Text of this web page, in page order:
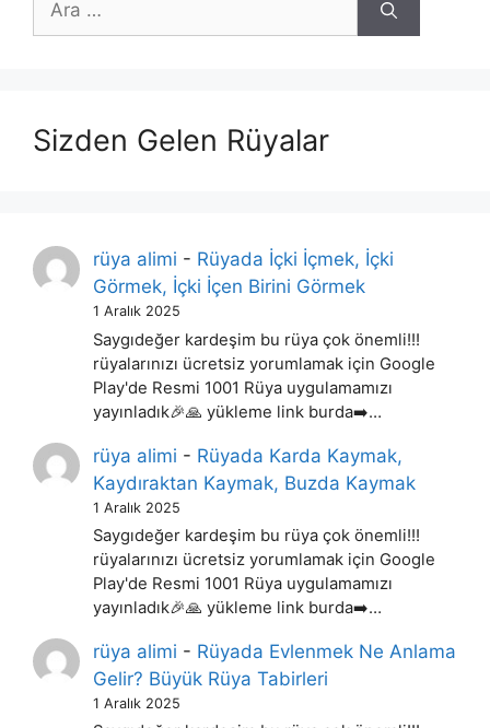
Sizden Gelen Rüyalar
rüya alimi - Rüyada İçki İçmek, İçki
Görmek, İçki İçen Birini Görmek
1 Aralık 2025
Saygıdeğer kardeşim bu rüya çok önemli!!!
rüyalarınızı ücretsiz yorumlamak için Google
Play'de Resmi 1001 Rüya uygulamamızı
yayınladık🎉🙏 yükleme link burda➡️…
rüya alimi - Rüyada Karda Kaymak,
Kaydıraktan Kaymak, Buzda Kaymak
1 Aralık 2025
Saygıdeğer kardeşim bu rüya çok önemli!!!
rüyalarınızı ücretsiz yorumlamak için Google
Play'de Resmi 1001 Rüya uygulamamızı
yayınladık🎉🙏 yükleme link burda➡️…
rüya alimi - Rüyada Evlenmek Ne Anlama
Gelir? Büyük Rüya Tabirleri
1 Aralık 2025